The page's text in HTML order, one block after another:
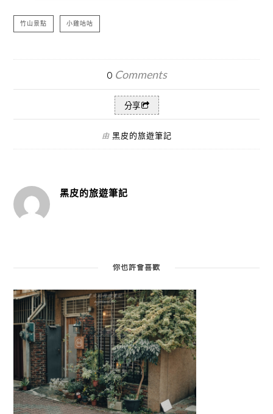
竹山景點 小雞咕咕
0 Comments
分享
由 黑皮的旅遊筆記
黑皮的旅遊筆記
你也許會喜歡